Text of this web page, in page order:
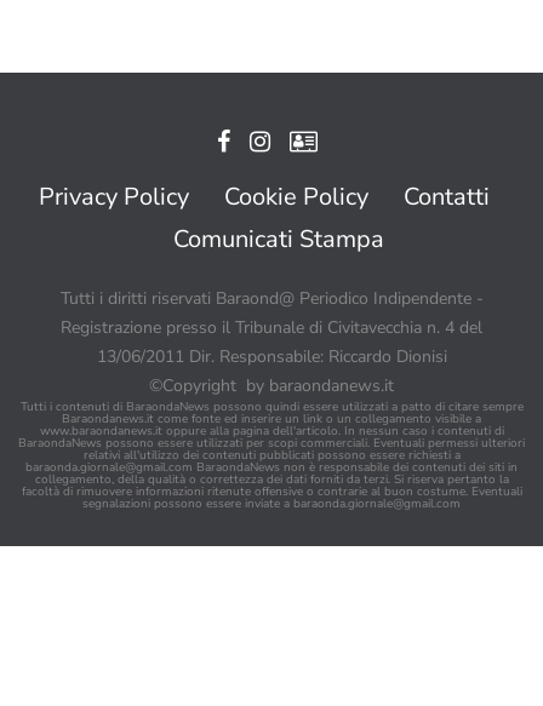
Privacy Policy Cookie Policy
Contatti
Comunicati Stampa
Tutti i diritti riservati Baraond@ Periodico Indipendente -
Registrazione presso il Tribunale di Civitavecchia n. 4 del
13/06/2011 Dir. Responsabile: Riccardo Dionisi
©Copyright by baraondanews.it
Tutti i contenuti di BaraondaNews possono quindi essere utilizzati a patto di citare sempre
Baraondanews.it come fonte ed inserire un link o un collegamento visibile a
www.baraondanews.it oppure alla pagina dell'articolo. In nessun caso i contenuti di
BaraondaNews possono essere utilizzati per scopi commerciali. Eventuali permessi ulteriori
relativi all'utilizzo dei contenuti pubblicati possono essere richiesti a
baraonda.giornale@gmail.com BaraondaNews non è responsabile dei contenuti dei siti in
collegamento, della qualità o correttezza dei dati forniti da terzi. Si riserva pertanto la
facoltà di rimuovere informazioni ritenute offensive o contrarie al buon costume. Eventuali
segnalazioni possono essere inviate a baraonda.giornale@gmail.com